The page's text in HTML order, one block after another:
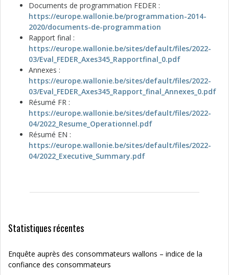
Documents de programmation FEDER :
https://europe.wallonie.be/programmation-2014-
2020/documents-de-programmation
Rapport final :
https://europe.wallonie.be/sites/default/files/2022-
03/Eval_FEDER_Axes345_Rapportfinal_0.pdf
Annexes :
https://europe.wallonie.be/sites/default/files/2022-
03/Eval_FEDER_Axes345_Rapport_final_Annexes_0.pdf
Résumé FR :
https://europe.wallonie.be/sites/default/files/2022-
04/2022_Resume_Operationnel.pdf
Résumé EN :
https://europe.wallonie.be/sites/default/files/2022-
04/2022_Executive_Summary.pdf
Statistiques récentes
Enquête auprès des consommateurs wallons – indice de la
confiance des consommateurs